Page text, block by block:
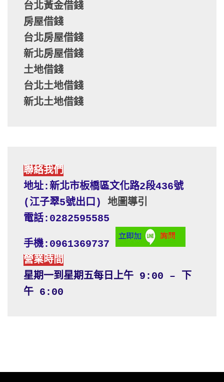
台北黃金借錢
房屋借錢
台北房屋借錢
新北房屋借錢
土地借錢
台北土地借錢
新北土地借錢
聯絡我們
地址:新北市板橋區文化路2段436號
(江子翠5號出口) 地圖導引
電話:0282595585
手機:0961369737
營業時間
星期一到星期五每日上午 9:00 – 下
午 6:00